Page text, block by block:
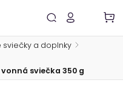
sviečky a doplnky /
sviečka 350 g